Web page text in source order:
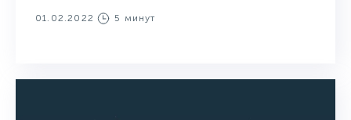
01.02.2022 5 минут